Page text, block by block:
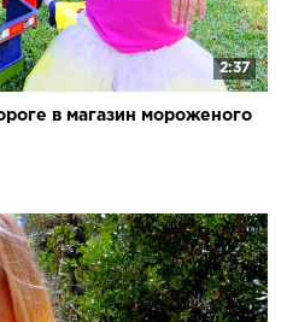
2:37
в магазин мороженого